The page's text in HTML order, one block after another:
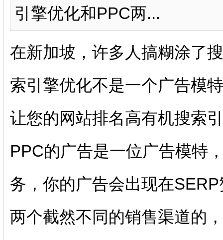
引擎优化和PPC两...
在新加坡，许多人搞糊涂了
索引擎优化不是一个广告模
让您的网站排名高有机搜索
PPC的广告是一位广告模特
务，你的广告会出现在
两个截然不同的销售渠道的